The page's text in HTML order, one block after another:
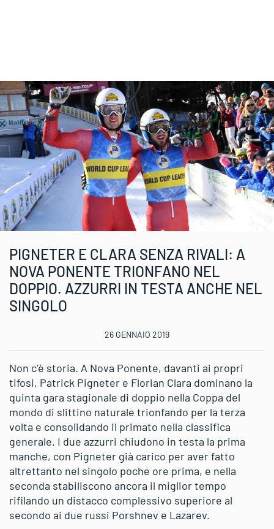
PIGNETER E CLARA SENZA RIVALI: A
NOVA PONENTE TRIONFANO NEL
DOPPIO. AZZURRI IN TESTA ANCHE NEL
SINGOLO
26 GENNAIO 2019
Non c’è storia. A Nova Ponente, davanti ai propri
tifosi, Patrick Pigneter e Florian Clara dominano la
quinta gara stagionale di doppio nella Coppa del
mondo di slittino naturale trionfando per la terza
volta e consolidando il primato nella classifica
generale. I due azzurri chiudono in testa la prima
manche, con Pigneter già carico per aver fatto
altrettanto nel singolo poche ore prima, e nella
seconda stabiliscono ancora il miglior tempo
rifilando un distacco complessivo superiore al
secondo ai due russi Porshnev e Lazarev.